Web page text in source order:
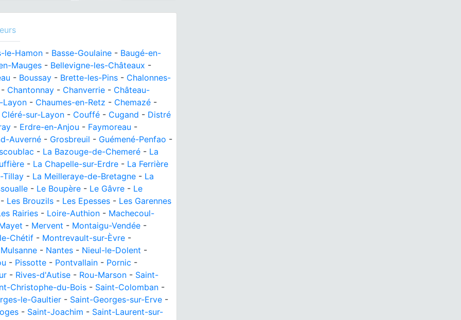
le-Hamon - Basse-Goulaine - Baugé-en-
Mauges - Bellevigne-les-Châteaux -
- Boussay - Brette-les-Pins - Chalonnes-
Chantonnay - Chanverrie - Château-
Layon - Chaumes-en-Retz - Chemazé -
Cléré-sur-Layon - Couffé - Cugand - Distré
- Erdre-en-Anjou - Faymoreau -
Auverné - Grosbreuil - Guémené-Penfao -
- La Bazouge-de-Chemeré - La
- La Chapelle-sur-Erdre - La Ferrière
Tillay - La Meilleraye-de-Bretagne - La
- Le Boupère - Le Gâvre - Le
Les Brouzils - Les Epesses - Les Garennes
Rairies - Loire-Authion - Machecoul-
- Mervent - Montaigu-Vendée -
Chétif - Montrevault-sur-Èvre -
Mulsanne - Nantes - Nieul-le-Dolent -
- Pissotte - Pontvallain - Pornic -
- Rives-d'Autise - Rou-Marson - Saint-
Christophe-du-Bois - Saint-Colomban -
le-Gaultier - Saint-Georges-sur-Erve -
- Saint-Joachim - Saint-Laurent-sur-